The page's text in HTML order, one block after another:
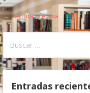
N
a
v
e
← Lectura Efectiva
s
Entradas